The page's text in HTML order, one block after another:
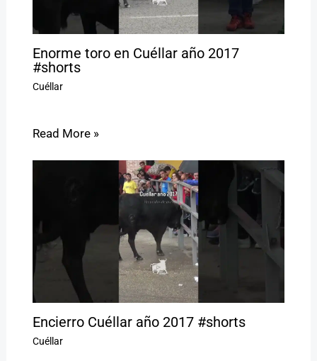
Enorme toro en Cuéllar año 2017
#shorts
Cuéllar
Read More »
Encierro Cuéllar año 2017 #shorts
Cuéllar